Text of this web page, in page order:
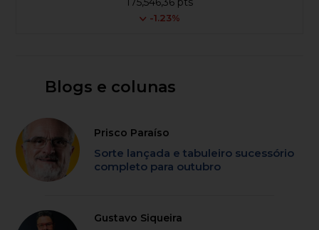
-1.23%
Blogs e colunas
Prisco Paraíso
Sorte lançada e tabuleiro sucessório
completo para outubro
Gustavo Siqueira